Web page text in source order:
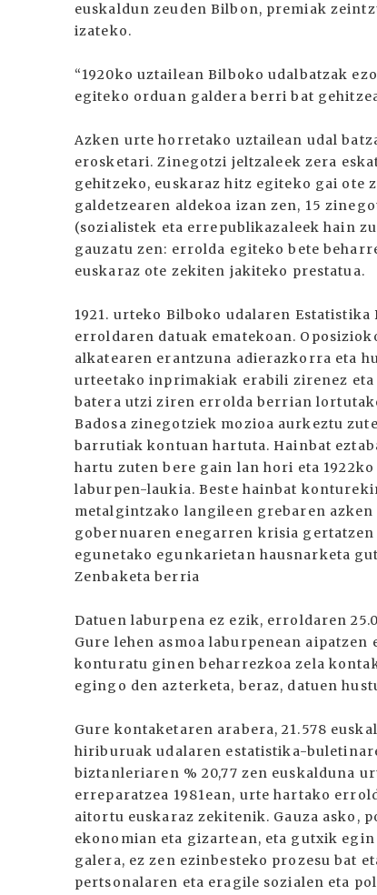
euskaldun zeuden Bilbon, premiak
izateko.
“1920ko uztailean Bilboko udalbatzak
egiteko orduan galdera berri bat
Azken urte horretako uztailean udal
erosketari. Zinegotzi jeltzaleek zera
gehitzeko, euskaraz hitz egiteko gai ote
galdetzearen aldekoa izan zen, 15
(sozialistek eta errepublikazaleek hain
gauzatu zen: errolda egiteko bete
euskaraz ote zekiten jakiteko prestatua.
1921. urteko Bilboko udalaren
erroldaren datuak ematekoan.
alkatearen erantzuna adierazkorra eta
urteetako inprimakiak erabili zirenez
batera utzi ziren errolda berrian
Badosa zinegotziek mozioa aurkeztu
barrutiak kontuan hartuta. Hainbat
hartu zuten bere gain lan hori eta
laburpen-laukia. Beste hainbat
metalgintzako langileen grebaren
gobernuaren enegarren krisia
egunetako egunkarietan hausnarketa
Zenbaketa berria
Datuen laburpena ez ezik, erroldaren
Gure lehen asmoa laburpenean
konturatu ginen beharrezkoa zela
egingo den azterketa, beraz, datuen
Gure kontaketaren arabera, 21.578
hiriburuak udalaren estatistika-
biztanleriaren % 20,77 zen euskalduna
erreparatzea 1981ean, urte hartako
aitortu euskaraz zekitenik. Gauza asko,
ekonomian eta gizartean, eta gutxik
galera, ez zen ezinbesteko prozesu bat
pertsonalaren eta eragile sozialen eta